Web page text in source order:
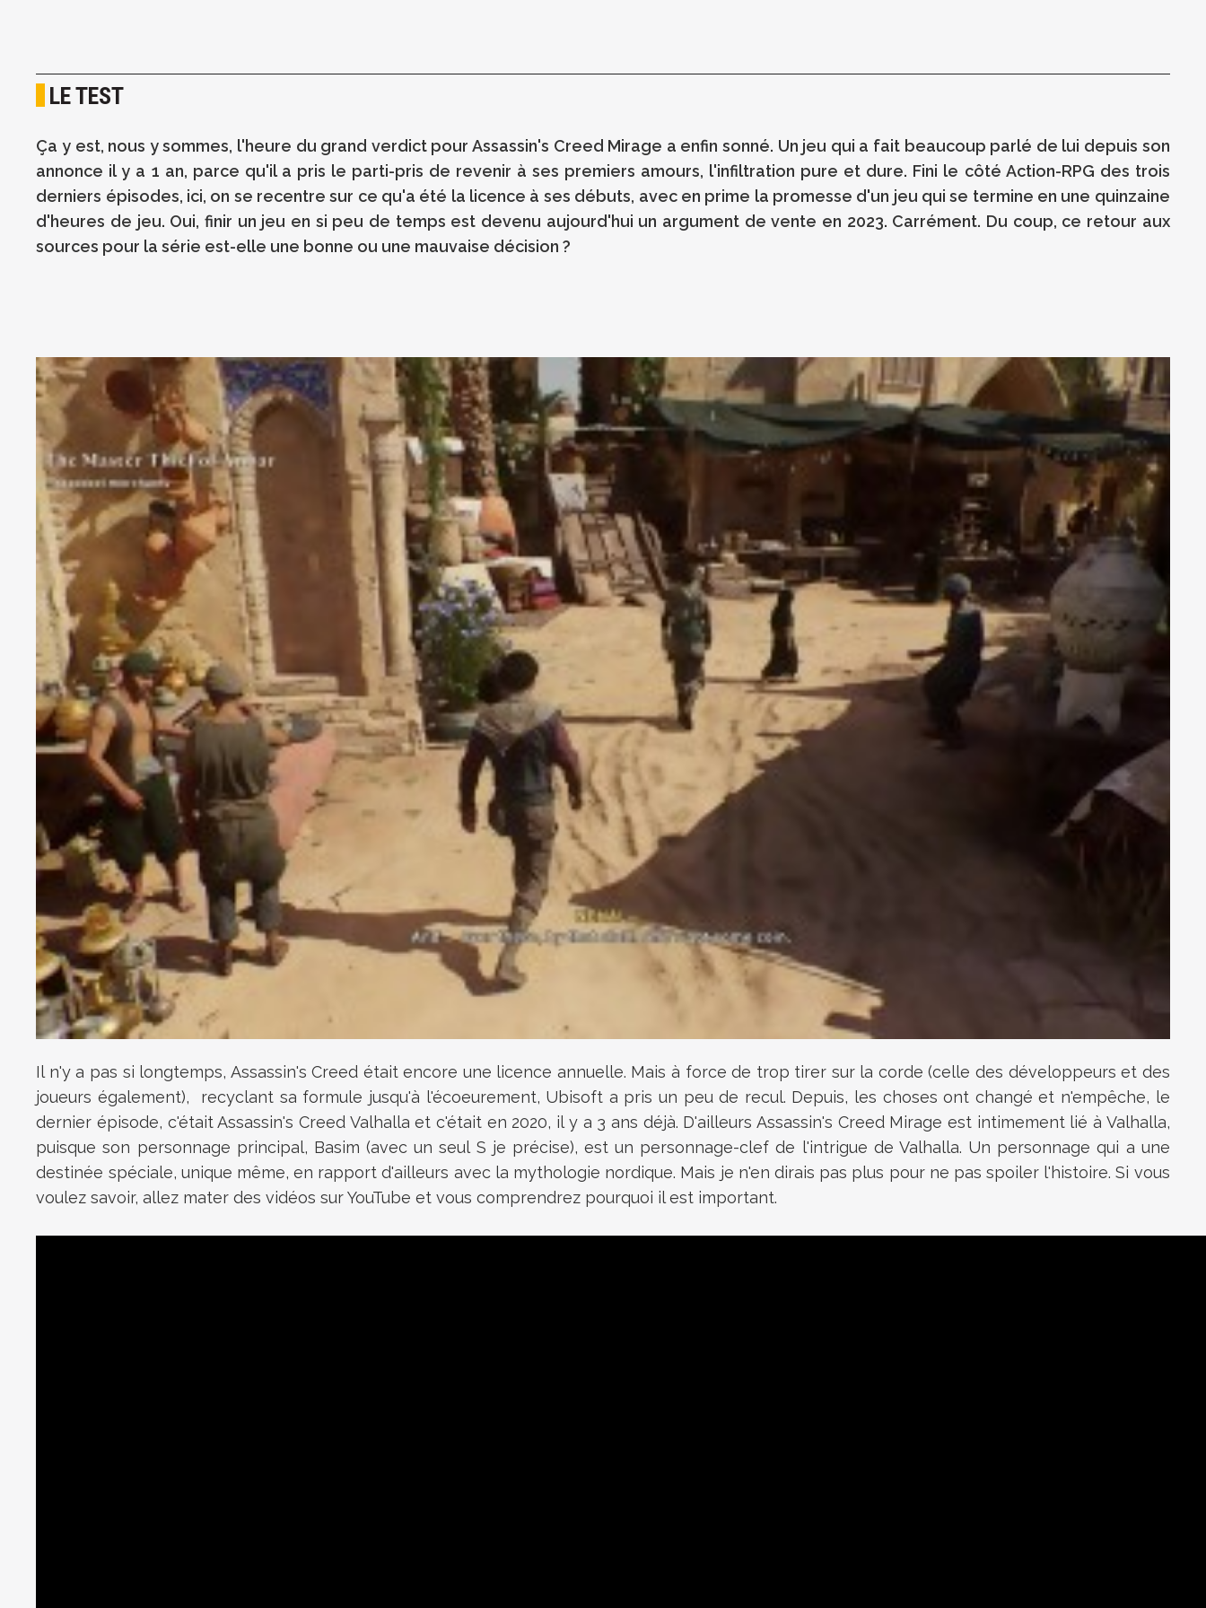
LE TEST
Ça y est, nous y sommes, l'heure du grand verdict pour Assassin's Creed Mirage a enfin sonné. Un jeu qui a fait beaucoup parlé de lui depuis son
annonce il y a 1 an, parce qu'il a pris le parti-pris de revenir à ses premiers amours, l'infiltration pure et dure. Fini le côté Action-RPG des trois
derniers épisodes, ici, on se recentre sur ce qu'a été la licence à ses débuts, avec en prime la promesse d'un jeu qui se termine en une quinzaine
d'heures de jeu. Oui, finir un jeu en si peu de temps est devenu aujourd'hui un argument de vente en 2023. Carrément. Du coup, ce retour aux
sources pour la série est-elle une bonne ou une mauvaise décision ?
Il n'y a pas si longtemps, Assassin's Creed était encore une licence annuelle. Mais à force de trop tirer sur la corde (celle des développeurs et des
joueurs également), recyclant sa formule jusqu'à l'écoeurement, Ubisoft a pris un peu de recul. Depuis, les choses ont changé et n'empêche, le
dernier épisode, c'était Assassin's Creed Valhalla et c'était en 2020, il y a 3 ans déjà. D'ailleurs Assassin's Creed Mirage est intimement lié à Valhalla,
puisque son personnage principal, Basim (avec un seul S je précise), est un personnage-clef de l'intrigue de Valhalla. Un personnage qui a une
destinée spéciale, unique même, en rapport d'ailleurs avec la mythologie nordique. Mais je n'en dirais pas plus pour ne pas spoiler l'histoire. Si vous
voulez savoir, allez mater des vidéos sur YouTube et vous comprendrez pourquoi il est important.